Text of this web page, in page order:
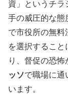
資」というチラ
手の威圧的な態
で市役所の無料
を選択するこ
り、督促の恐
ッソで職場に通
います。